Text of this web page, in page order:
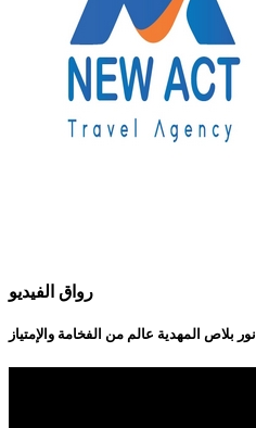
رواق الفيديو
نور بلاص المهدية عالم من الفخامة والإمتياز